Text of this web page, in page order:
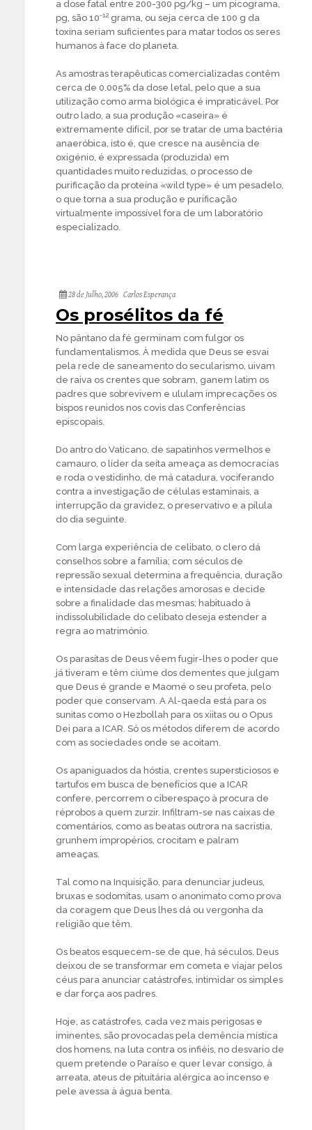
a dose fatal entre 200-300 pg/kg – um picograma,
pg, são 10-12 grama, ou seja cerca de 100 g da
toxina seriam suficientes para matar todos os seres
humanos à face do planeta.
As amostras terapêuticas comercializadas contêm
cerca de 0.005% da dose letal, pelo que a sua
utilização como arma biológica é impraticável. Por
outro lado, a sua produção «caseira» é
extremamente difícil, por se tratar de uma bactéria
anaeróbica, isto é, que cresce na ausência de
oxigénio, é expressada (produzida) em
quantidades muito reduzidas, o processo de
purificação da proteína «wild type» é um pesadelo,
o que torna a sua produção e purificação
virtualmente impossível fora de um laboratório
especializado.
28 de Julho, 2006 Carlos Esperança
Os prosélitos da fé
No pântano da fé germinam com fulgor os
fundamentalismos. À medida que Deus se esvai
pela rede de saneamento do secularismo, uivam
de raiva os crentes que sobram, ganem latim os
padres que sobrevivem e ululam imprecações os
bispos reunidos nos covis das Conferências
episcopais.
Do antro do Vaticano, de sapatinhos vermelhos e
camauro, o líder da seita ameaça as democracias
e roda o vestidinho, de má catadura, vociferando
contra a investigação de células estaminais, a
interrupção da gravidez, o preservativo e a pílula
do dia seguinte.
Com larga experiência de celibato, o clero dá
conselhos sobre a família; com séculos de
repressão sexual determina a frequência, duração
e intensidade das relações amorosas e decide
sobre a finalidade das mesmas; habituado à
indissolubilidade do celibato deseja estender a
regra ao matrimónio.
Os parasitas de Deus vêem fugir-lhes o poder que
já tiveram e têm ciúme dos dementes que julgam
que Deus é grande e Maomé o seu profeta, pelo
poder que conservam. A Al-qaeda está para os
sunitas como o Hezbollah para os xiitas ou o Opus
Dei para a ICAR. Só os métodos diferem de acordo
com as sociedades onde se acoitam.
Os apaniguados da hóstia, crentes supersticiosos e
tartufos em busca de benefícios que a ICAR
confere, percorrem o ciberespaço à procura de
réprobos a quem zurzir. Infiltram-se nas caixas de
comentários, como as beatas outrora na sacristia,
grunhem impropérios, crocitam e palram
ameaças.
Tal como na Inquisição, para denunciar judeus,
bruxas e sodomitas, usam o anonimato como prova
da coragem que Deus lhes dá ou vergonha da
religião que têm.
Os beatos esquecem-se de que, há séculos, Deus
deixou de se transformar em cometa e viajar pelos
céus para anunciar catástrofes, intimidar os simples
e dar força aos padres.
Hoje, as catástrofes, cada vez mais perigosas e
iminentes, são provocadas pela demência mística
dos homens, na luta contra os infiéis, no desvario de
quem pretende o Paraíso e quer levar consigo, à
arreata, ateus de pituitária alérgica ao incenso e
pele avessa à água benta.